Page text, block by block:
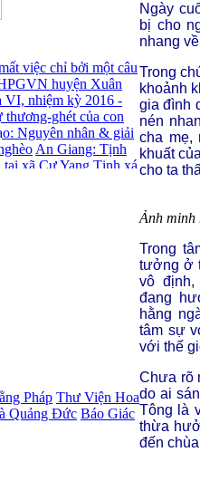
việc chỉ bởi một câu
huyện Xuân
VI, nhiệm kỳ 2016 -
thương-ghét của con
Nguyên nhân & giải
An Giang: Tịnh
xã Cư Yang Tịnh xá
Người bận rộn
Pháp Thư Viện Hoa
Quảng Đức Báo Giác
Ngày
bị cho
nhang
Trong
khoảnh
gia đình
nén
cha mẹ,
khuất
cho ta
Ảnh minh
Trong
tưởng ở
vô
đang
hằng
tâm sự
với thế
Chưa rõ
do ai
Tông là
thừa
đến